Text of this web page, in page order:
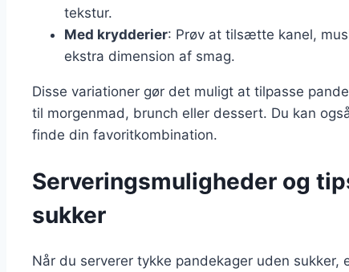
tekstur.
Med krydderier: Prøv at tilsætte kanel,
ekstra dimension af smag.
Disse variationer gør det muligt at tilpasse
til morgenmad, brunch eller dessert. Du kan
finde din favoritkombination.
Serveringsmuligheder og
sukker
Når du serverer tykke pandekager uden